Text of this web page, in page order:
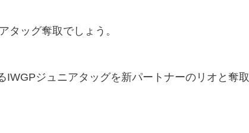
タッグ奪取でしょう。
ジュニアタッグを新パートナーのリオと奪取